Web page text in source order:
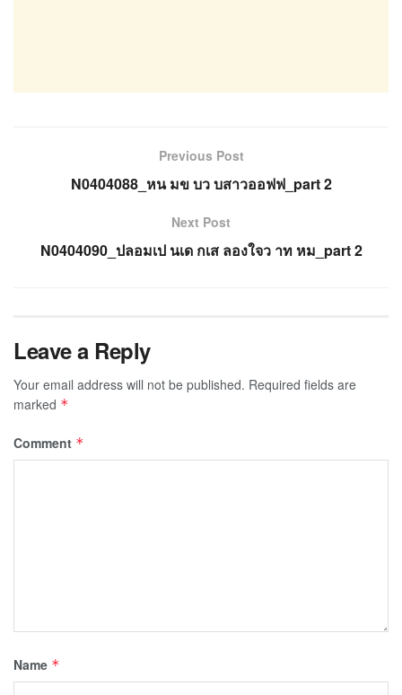
Previous Post
N0404088_หน มข บว บสาวออฟฟ_part 2
Next Post
N0404090_ปลอมเป นเด กเส ลองใจว าท หม_part 2
Leave a Reply
Your email address will not be published. Required fields are
marked *
Comment *
Name *